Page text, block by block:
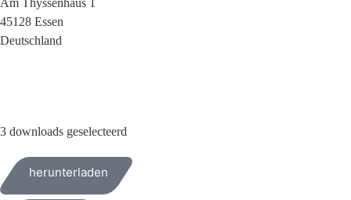
Am Thyssenhaus 1
45128 Essen
Deutschland
3 downloads geselecteerd
herunterladen